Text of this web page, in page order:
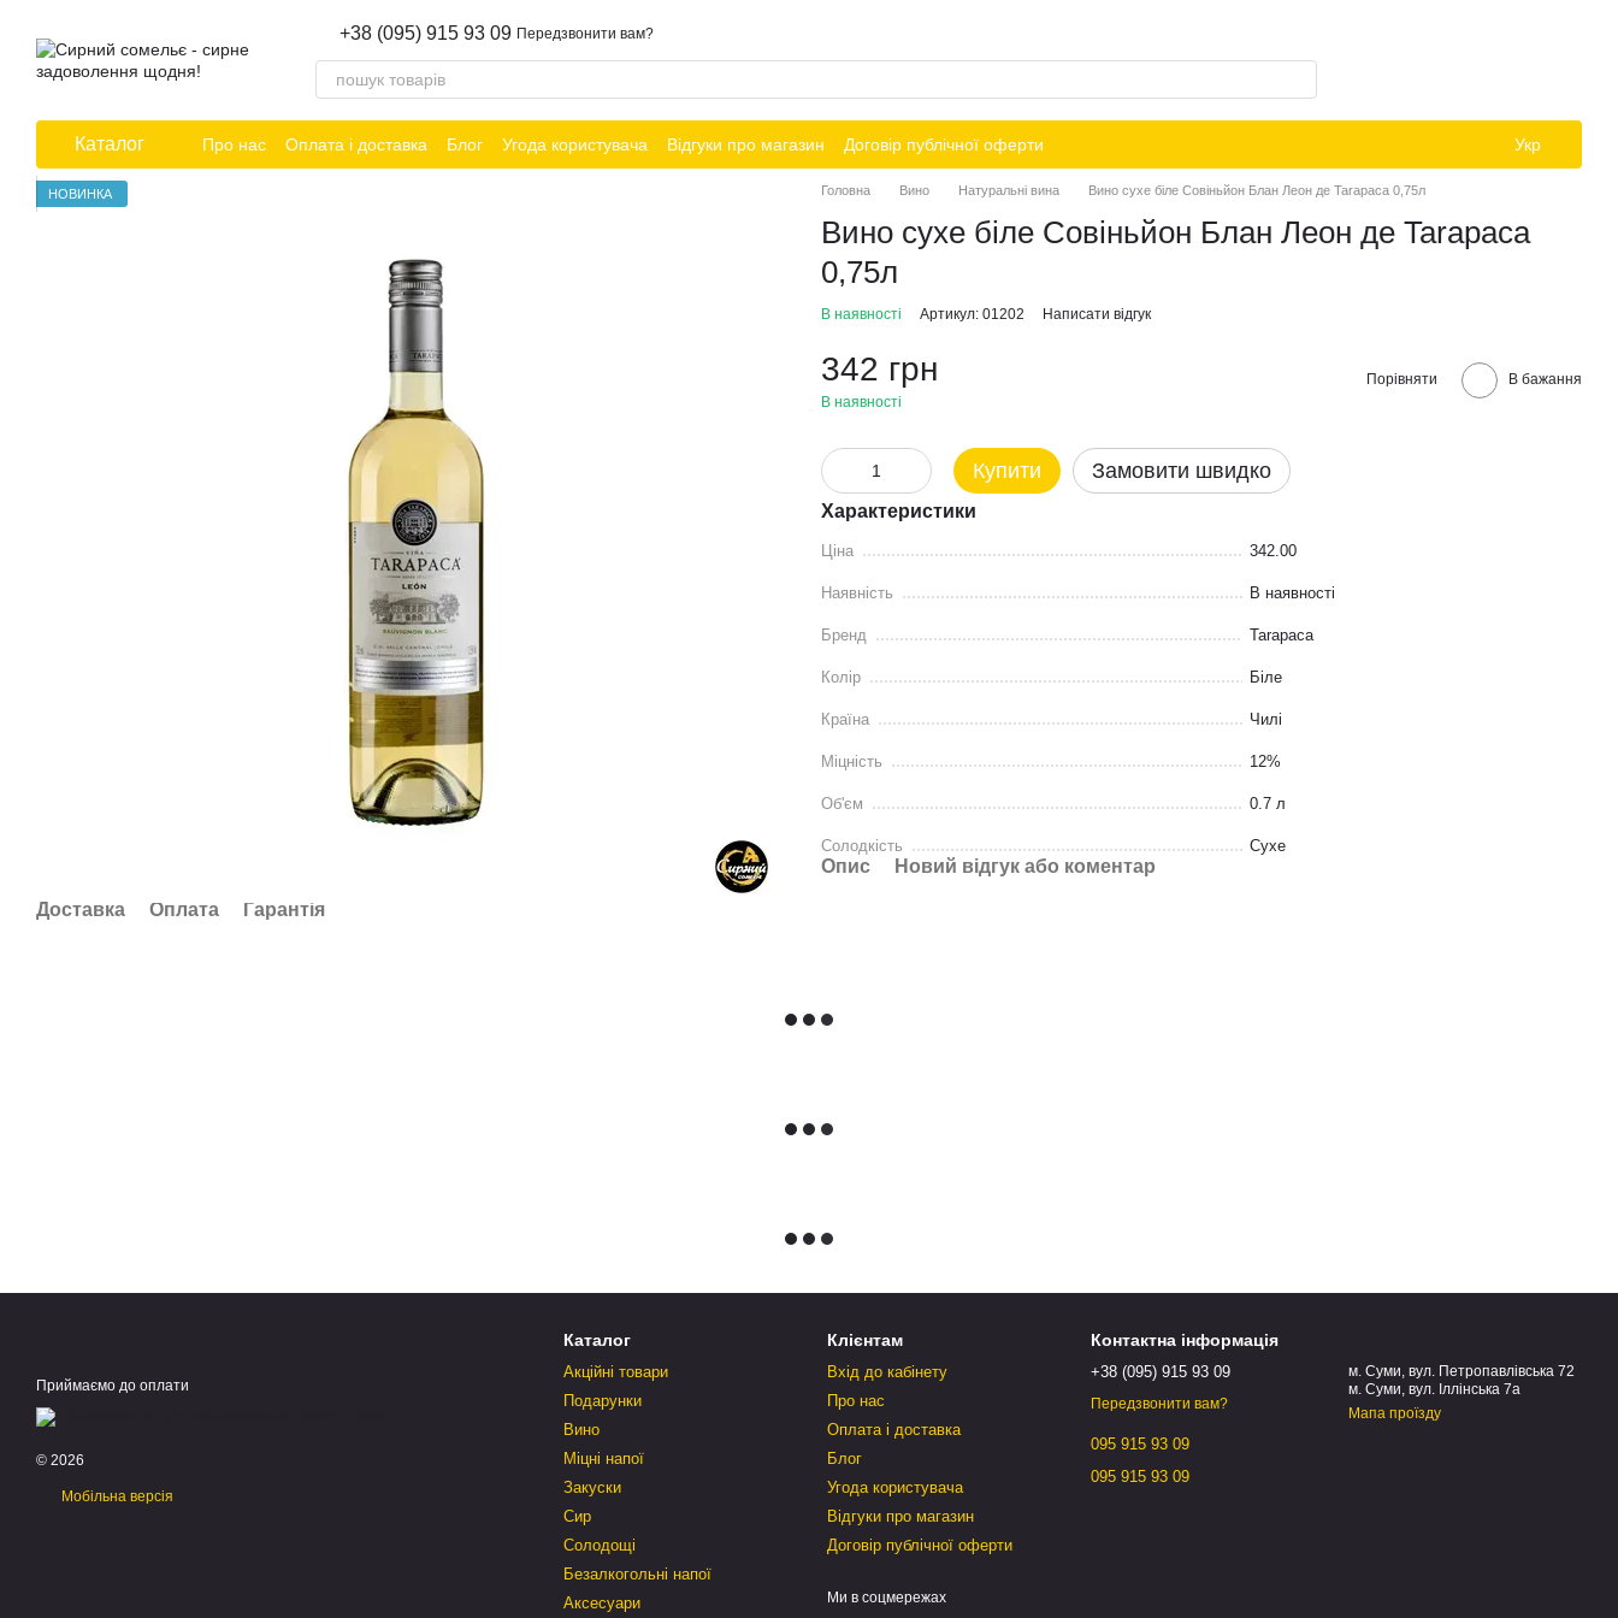
+38 (095) 915 93 09 Передзвонити вам?
Каталог Про нас Оплата і доставка Блог Угода користувача Відгуки про магазин Договір публічної оферти Укр
НОВИНКА
Доставка Оплата Гарантія
Головна Вино Натуральні вина Вино сухе біле Совіньйон Блан Леон де Tarapaca 0,75л
Вино сухе біле Совіньйон Блан Леон де Tarapaca
0,75л
В наявності Артикул: 01202 Написати відгук
342 грн
В наявності
Порівняти В бажання
Купити Замовити швидко
Характеристики
Ціна 342.00
Наявність В наявності
Бренд Tarapaca
Колір Біле
Країна Чилі
Міцність 12%
Об'єм 0.7 л
Солодкість Сухе
Опис Новий відгук або коментар
Приймаємо до оплати
© 2026
Мобільна версія
Каталог
Акційні товари
Подарунки
Вино
Міцні напої
Закуски
Сир
Солодощі
Безалкогольні напої
Аксесуари
Клієнтам
Вхід до кабінету
Про нас
Оплата і доставка
Блог
Угода користувача
Відгуки про магазин
Договір публічної оферти
Ми в соцмережах
Контактна інформація
+38 (095) 915 93 09
Передзвонити вам?
095 915 93 09
095 915 93 09
м. Суми, вул. Петропавлівська 72
м. Суми, вул. Іллінська 7а
Мапа проїзду